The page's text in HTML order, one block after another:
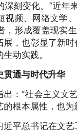
深刻变化。”近年
视频、网络文学
，形成覆盖现实
，也彰显了新
动实践。
贯通与时代升华
出：“社会主义文
的根本属性，也
近平总书记在文